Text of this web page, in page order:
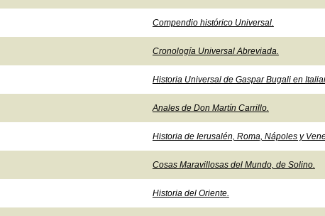
Compendio histórico Universal.
Cronología Universal Abreviada.
Historia Universal de Gaspar Bugali en
Anales de Don Martín Carrillo.
Historia de Ierusalén, Roma, Nápoles y
Cosas Maravillosas del Mundo, de Solino.
Historia del Oriente.